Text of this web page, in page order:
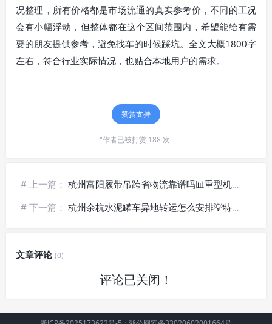
况整理，所有价格都是市场流通的真实参考价，不同的工况
会有小幅浮动，但整体都在这个区间范围内，希望能给有需
要的朋友提供参考，避免找车的时候踩坑。全文大概1800字
左右，符合行业实际情况，也贴合本地用户的需求。
赞赏支持
"作者已被打赏 188 次"
# 上一篇： 杭州富阳履带吊跨省物流靠谱吗📊重型机械直达托运渠道
# 下一篇： 杭州余杭水泥罐车异地转运怎么安排💡特种车辆物流方案
文章评论(0)
评论已关闭！